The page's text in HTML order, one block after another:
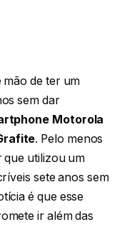
mão de ter um
sem dar
Motorola
. Pelo menos
utilizou um
sete anos sem
é que esse
ir além das